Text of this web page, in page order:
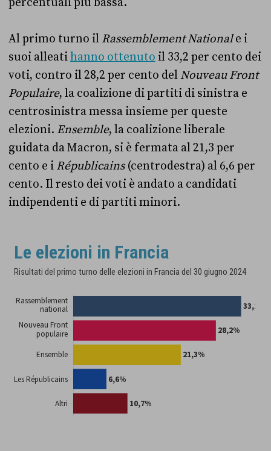
Al primo turno il Rassemblement Nationale i
suoi alleatihanno ottenuto il 33,2 per cento dei
voti, contro il 28,2 per cento del Nouveau Front
Populaire, la coalizione di partiti di sinistra e
centrosinistra messa insieme per queste
elezioni. Ensemble, la coalizione liberale
guidata da Macron, si è fermata al 21,3 per
cento e i Républicains(centrodestra) al 6,6 per
cento. Il resto dei voti è andato a candidati
indipendenti e di partiti minori.